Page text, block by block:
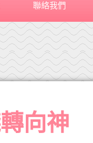
聯絡我們
向神